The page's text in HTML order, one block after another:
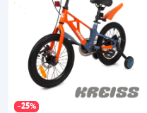
−25%